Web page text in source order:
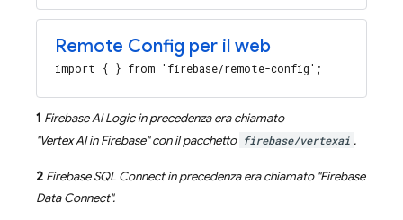
Remote Config per il web
import { } from 'firebase/remote-config';
1 Firebase AI Logicin precedenza era chiamato
"Vertex AI in Firebase" con il pacchetto firebase/vertexai .
2 Firebase SQL Connectin precedenza era chiamato "Firebase
Data Connect".